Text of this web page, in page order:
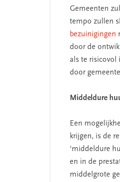
Gemeenten
tempo zullen
bezuinigingen
door de
als te risicovol
door
Middeldure
Een
krijgen, is de
‘middeldure
en in de
middelgrote